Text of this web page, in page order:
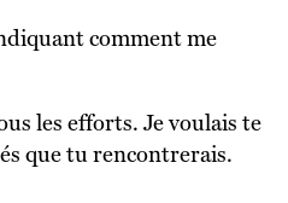
que tu rencontrerais.